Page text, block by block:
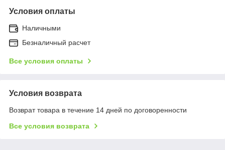
Условия оплаты
Наличными
Безналичный расчет
Все условия оплаты
Условия возврата
Возврат товара в течение 14 дней по договоренности
Все условия возврата